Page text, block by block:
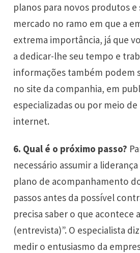
planos para novos produtos e
mercado no ramo em que a
extrema importância, já que
a dedicar-lhe seu tempo e
informações também podem
no site da companhia, em
especializadas ou por meio de
internet.
6. Qual é o próximo passo?
necessário assumir a
plano de acompanhamento
passos antes da possível
precisa saber o que acontece
(entrevista)”. O especialista
medir o entusiasmo da